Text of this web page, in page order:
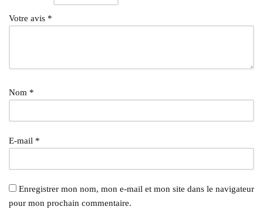
Votre avis *
Nom *
E-mail *
Enregistrer mon nom, mon e-mail et mon site dans le navigateur
pour mon prochain commentaire.